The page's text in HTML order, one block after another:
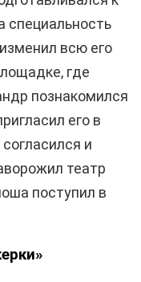
специальность
всю его
где
познакомился
его в
и
театр
поступил в